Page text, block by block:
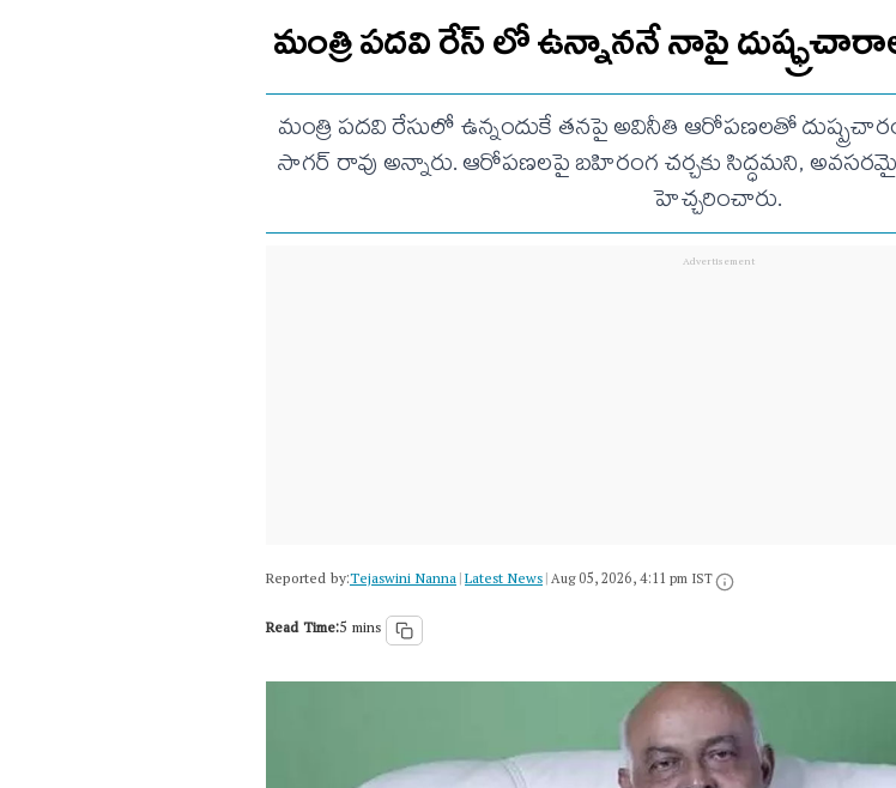
మంత్రి పదవి రేస్ లో ఉన్నాననే నాపై
మంత్రి పదవి రేసులో ఉన్నందుకే తనపై అవినీతి ఆరోపణలతో
సాగర్ రావు అన్నారు. ఆరోపణలపై బహిరంగ చర్చకు సిద్ధమని,
హెచ్చరించారు.
Reported by:Tejaswini Nanna|Latest News|Aug 05, 2026, 4:11 pm IST
Read Time:5 mins